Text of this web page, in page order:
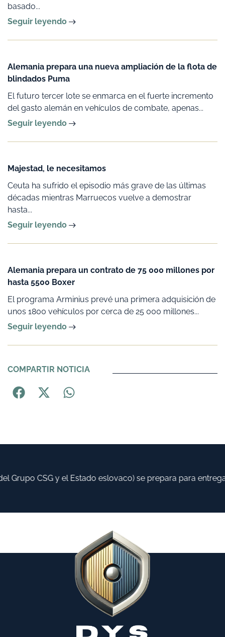
basado...
Seguir leyendo
Alemania prepara una nueva ampliación de la flota de
blindados Puma
El futuro tercer lote se enmarca en el fuerte incremento
del gasto alemán en vehículos de combate, apenas...
Seguir leyendo
Majestad, le necesitamos
Ceuta ha sufrido el episodio más grave de las últimas
décadas mientras Marruecos vuelve a demostrar
hasta...
Seguir leyendo
Alemania prepara un contrato de 75 000 millones por
hasta 5500 Boxer
El programa Arminius prevé una primera adquisición de
unos 1800 vehículos por cerca de 25 000 millones...
Seguir leyendo
COMPARTIR NOTICIA
Grupo CSG y el Estado eslovaco) se prepara para